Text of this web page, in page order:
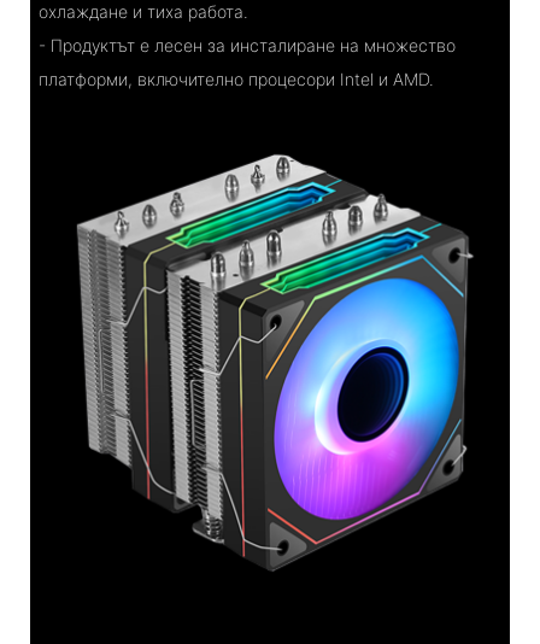
охлаждане и тиха работа.
- Продуктът е лесен за инсталиране на множество
платформи, включително процесори Intel и AMD.